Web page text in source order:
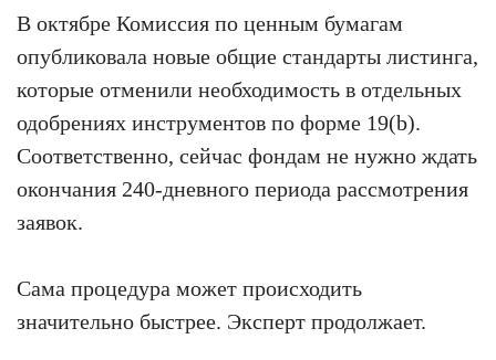
В октябре Комиссия по ценным бумагам
опубликовала новые общие стандарты листинга,
которые отменили необходимость в отдельных
одобрениях инструментов по форме 19(b).
Соответственно, сейчас фондам не нужно ждать
окончания 240-дневного периода рассмотрения
заявок.
Сама процедура может происходить
значительно быстрее. Эксперт продолжает.